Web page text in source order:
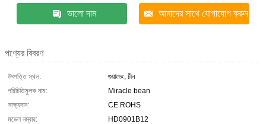
ভালো দাম আমাদের সাথে যোগাযোগ করুন
পণ্যের বিবরণ
উৎপত্তি স্থল:
গুয়াংডং, চীন
পরিচিতিমুলক নাম:
Miracle bean
সাক্ষ্যদান:
CE ROHS
মডেল নম্বার:
HD0901B12